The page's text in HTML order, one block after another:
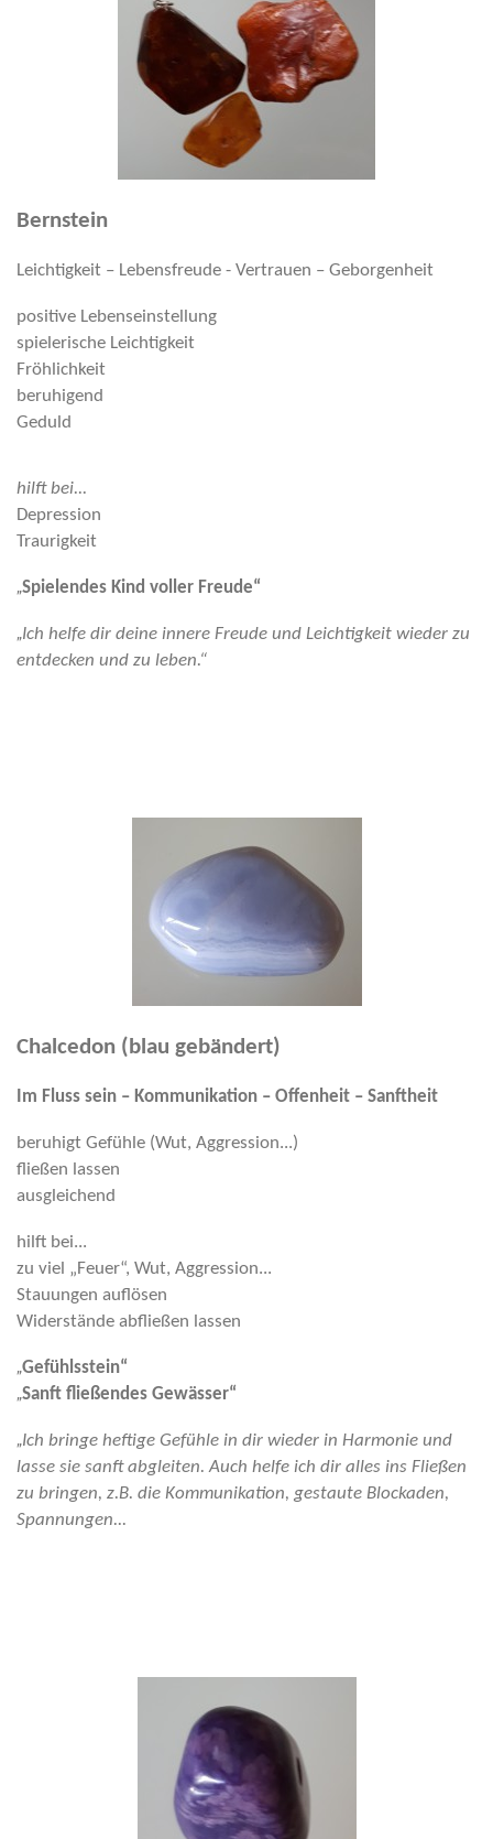
Bernstein
Leichtigkeit – Lebensfreude - Vertrauen – Geborgenheit
positive Lebenseinstellung
spielerische Leichtigkeit
Fröhlichkeit
beruhigend
Geduld
hilft bei...
Depression
Traurigkeit
„Spielendes Kind voller Freude“
„Ich helfe dir deine innere Freude und Leichtigkeit wieder zu
entdecken und zu leben.“
Chalcedon (blau gebändert)
Im Fluss sein – Kommunikation – Offenheit – Sanftheit
beruhigt Gefühle (Wut, Aggression...)
fließen lassen
ausgleichend
hilft bei...
zu viel „Feuer“, Wut, Aggression...
Stauungen auflösen
Widerstände abfließen lassen
„Gefühlsstein“
„Sanft fließendes Gewässer“
„Ich bringe heftige Gefühle in dir wieder in Harmonie und
lasse sie sanft abgleiten. Auch helfe ich dir alles ins Fließen
zu bringen, z.B. die Kommunikation, gestaute Blockaden,
Spannungen...